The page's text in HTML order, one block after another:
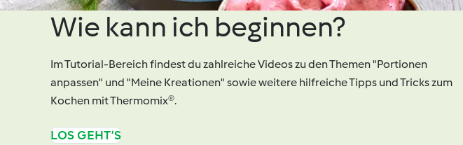
Wie kann ich beginnen?
Im Tutorial-Bereich findest du zahlreiche Videos zu den Themen "Portionen
anpassen" und "Meine Kreationen" sowie weitere hilfreiche Tipps und Tricks zum
Kochen mit Thermomix®.
LOS GEHT’S